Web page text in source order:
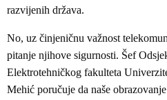
razvijenih država.
No, uz činjeničnu važnost
pitanje njihove sigurnosti. Šef
Elektrotehničkog fakulteta
Mehić poručuje da naše